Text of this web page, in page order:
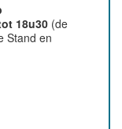
18u30 (de
Stand en